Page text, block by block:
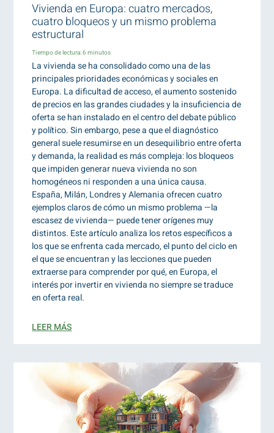
Vivienda en Europa: cuatro mercados,
cuatro bloqueos y un mismo problema
estructural
Tiempo de lectura:6 minutos
La vivienda se ha consolidado como una de las
principales prioridades económicas y sociales en
Europa. La dificultad de acceso, el aumento sostenido
de precios en las grandes ciudades y la insuficiencia de
oferta se han instalado en el centro del debate público
y político. Sin embargo, pese a que el diagnóstico
general suele resumirse en un desequilibrio entre oferta
y demanda, la realidad es más compleja: los bloqueos
que impiden generar nueva vivienda no son
homogéneos ni responden a una única causa.
España, Milán, Londres y Alemania ofrecen cuatro
ejemplos claros de cómo un mismo problema —la
escasez de vivienda— puede tener orígenes muy
distintos. Este artículo analiza los retos específicos a
los que se enfrenta cada mercado, el punto del ciclo en
el que se encuentran y las lecciones que pueden
extraerse para comprender por qué, en Europa, el
interés por invertir en vivienda no siempre se traduce
en oferta real.
LEER MÁS